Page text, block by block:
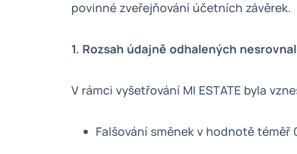
povinné zveřejňování účetních závěrek.
1. Rozsah údajně odhalených
V rámci vyšetřování MI ESTATE byla
Falšování směnek v hodnotě téměř